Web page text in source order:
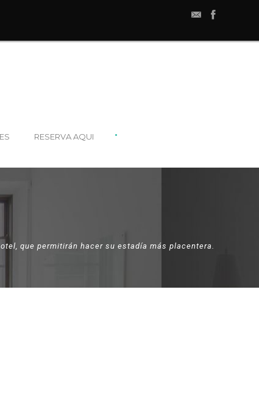
RESERVA AQUI •
que permitirán hacer su estadía más placentera.